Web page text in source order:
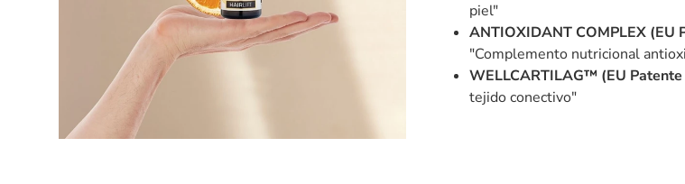
piel"
ANTIOXIDANT COMPLEX (EU
"Complemento nutricional
WELLCARTILAG™ (EU
tejido conectivo"